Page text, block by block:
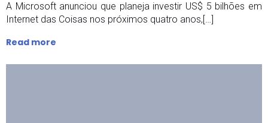
A Microsoft anunciou que planeja investir US$ 5 bilhões em
Internet das Coisas nos próximos quatro anos,[…]
Read more